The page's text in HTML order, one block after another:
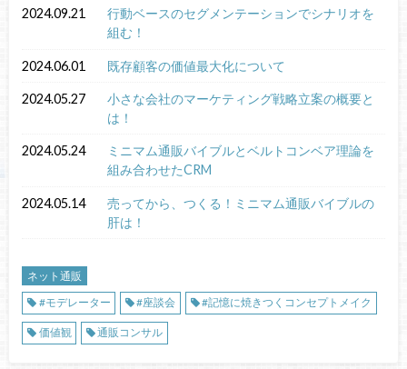
2024.09.21
行動ベースのセグメンテーションでシナリオを
組む！
2024.06.01 既存顧客の価値最大化について
2024.05.27
小さな会社のマーケティング戦略立案の概要と
は！
2024.05.24
ミニマム通販バイブルとベルトコンベア理論を
組み合わせたCRM
2024.05.14
売ってから、つくる！ミニマム通販バイブルの
肝は！
ネット通販
#モデレーター
#座談会 #記憶に焼きつくコンセプトメイク
価値観 通販コンサル